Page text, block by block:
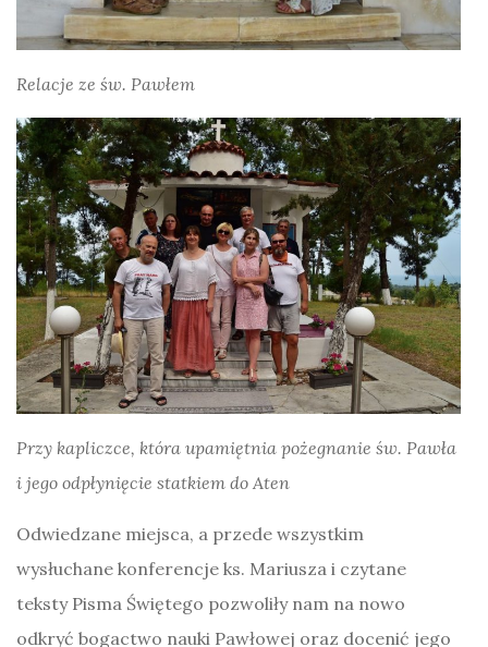
Relacje ze św. Pawłem
Przy kapliczce, która upamiętnia pożegnanie św. Pawła
i jego odpłynięcie statkiem do Aten
Odwiedzane miejsca, a przede wszystkim
wysłuchane konferencje ks. Mariusza i czytane
teksty Pisma Świętego pozwoliły nam na nowo
odkryć bogactwo nauki Pawłowej oraz docenić jego